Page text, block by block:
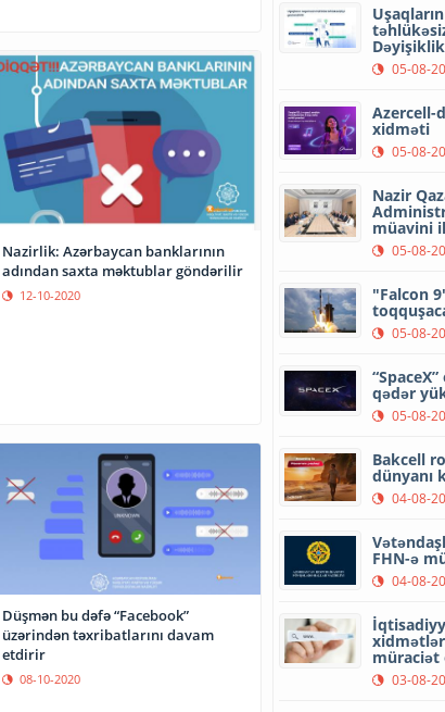
Nazirlik: Azərbaycan banklarının
adından saxta məktublar göndərilir
12-10-2020
Düşmən bu dəfə “Facebook”
üzərindən təxribatlarını davam
etdirir
08-10-2020
05-08-
Azercell-
xidməti
05-08-
Nazir
müavini
05-08-
"Falcon
05-08-
qədər
05-08-
Bakcell
dünyanı
04-08-
FHN-ə
04-08-
müraciət
03-08-